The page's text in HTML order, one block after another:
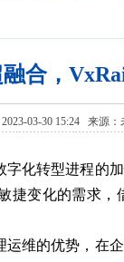
合，
03-30 15:24 来源：
化转型进程的
捷变化的需求
的优势，在企